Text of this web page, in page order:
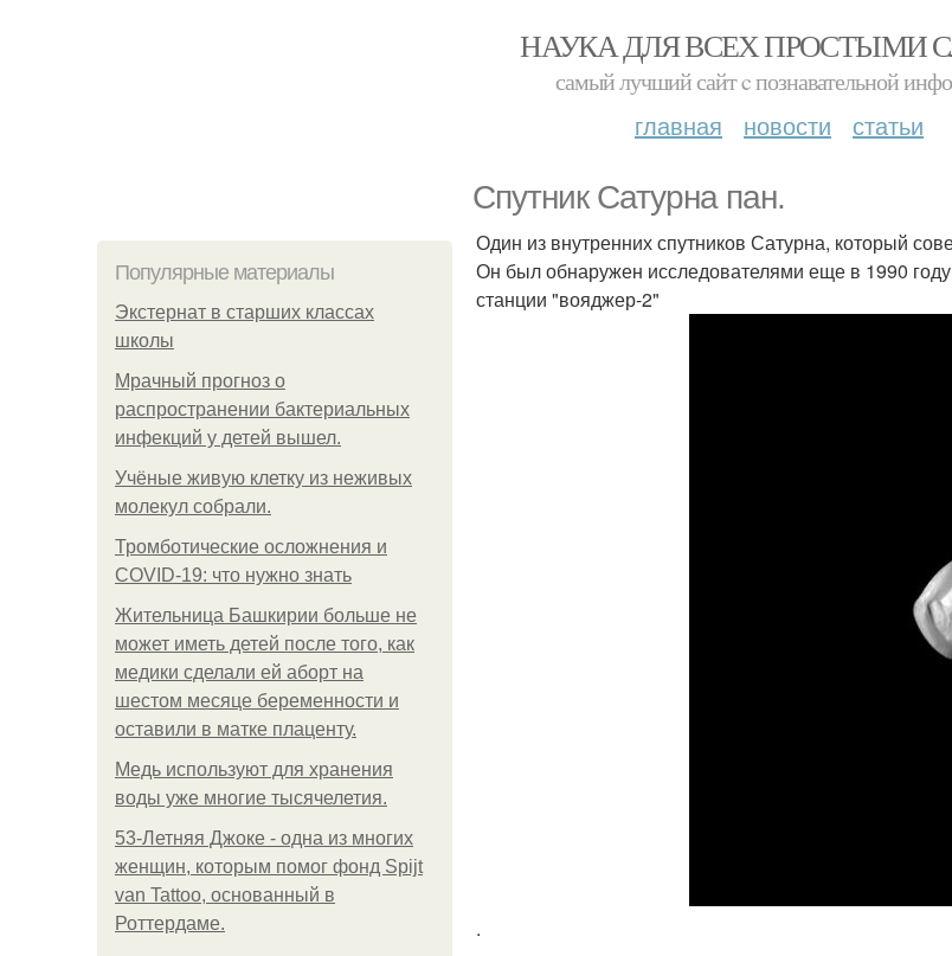
НАУКА ДЛЯ ВСЕХ ПРОСТЫМИ
самый лучший сайт c познавательной
главная новости статьи
Спутник Сатурна пан.
Популярные материалы
Экстернат в старших классах
школы
Мрачный прогноз о
распространении бактериальных
инфекций у детей вышел.
Учёные живую клетку из неживых
молекул собрали.
Тромботические осложнения и
COVID-19: что нужно знать
Жительница Башкирии больше не
может иметь детей после того, как
медики сделали ей аборт на
шестом месяце беременности и
оставили в матке плаценту.
Медь используют для хранения
воды уже многие тысячелетия.
53-Летняя Джоке - одна из многих
женщин, которым помог фонд Spijt
van Tattoo, основанный в
Роттердаме.
Один из внутренних спутников Сатурна, который
Он был обнаружен исследователями еще в 1990
станции "вояджер-2"
.